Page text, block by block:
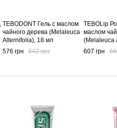
TEBODONT Гель с маслом
чайного дерева (Melaleuca
Alternifolia), 18 мл
576 грн
642 грн
TEBOLip
маслом
(Melaleuca
мл
607 грн